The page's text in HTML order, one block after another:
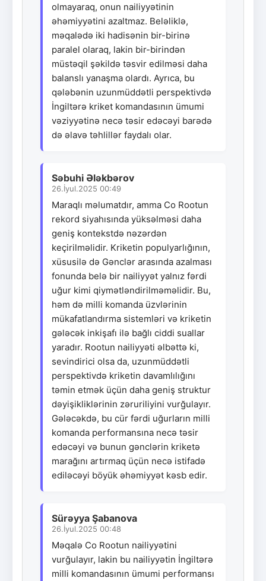
olmayaraq, onun nailiyyətinin
əhəmiyyətini azaltmaz. Beləliklə,
məqalədə iki hadisənin bir-birinə
paralel olaraq, lakin bir-birindən
müstəqil şəkildə təsvir edilməsi daha
balanslı yanaşma olardı. Ayrıca, bu
qələbənin uzunmüddətli perspektivdə
İngiltərə kriket komandasının ümumi
vəziyyətinə necə təsir edəcəyi barədə
də əlavə təhlillər faydalı olar.
Səbuhi Ələkbərov
26.İyul.2025 00:49
Maraqlı məlumatdır, amma Co Rootun
rekord siyahısında yüksəlməsi daha
geniş kontekstdə nəzərdən
keçirilməlidir. Kriketin populyarlığının,
xüsusilə də Gənclər arasında azalması
fonunda belə bir nailiyyət yalnız fərdi
uğur kimi qiymətləndirilməməlidir. Bu,
həm də milli komanda üzvlərinin
mükafatlandırma sistemləri və kriketin
gələcək inkişafı ilə bağlı ciddi suallar
yaradır. Rootun nailiyyəti əlbəttə ki,
sevindirici olsa da, uzunmüddətli
perspektivdə kriketin davamlılığını
təmin etmək üçün daha geniş struktur
dəyişikliklərinin zəruriliyini vurğulayır.
Gələcəkdə, bu cür fərdi uğurların milli
komanda performansına necə təsir
edəcəyi və bunun gənclərin kriketə
marağını artırmaq üçün necə istifadə
ediləcəyi böyük əhəmiyyət kəsb edir.
Sürəyya Şabanova
26.İyul.2025 00:48
Məqalə Co Rootun nailiyyətini
vurğulayır, lakin bu nailiyyətin İngiltərə
milli komandasının ümumi performansı